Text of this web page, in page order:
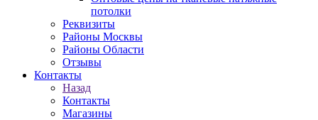
потолки
Реквизиты
Районы Москвы
Районы Области
Отзывы
Контакты
Назад
Контакты
Магазины